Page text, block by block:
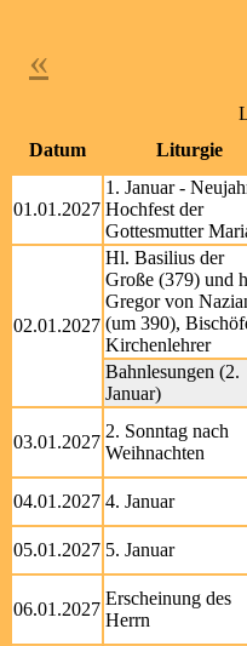
«
Datum
Liturgie
01.01.2027
1. Januar -
Hochfest der
Gottesmutter
02.01.2027
Hl. Basilius der
Große (379) und
Gregor von
(um 390),
Kirchenlehrer
Bahnlesungen (2.
Januar)
03.01.2027
2. Sonntag nach
Weihnachten
04.01.2027 4. Januar
05.01.2027 5. Januar
06.01.2027
Erscheinung des
Herrn